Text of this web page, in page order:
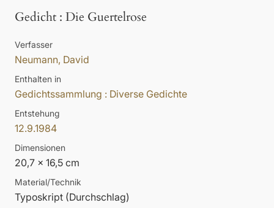
Gedicht : Die Guertelrose
Verfasser
Neumann, David
Enthalten in
Gedichtssammlung : Diverse Gedichte
Entstehung
12.9.1984
Dimensionen
20,7 x 16,5 cm
Material/Technik
Typoskript (Durchschlag)